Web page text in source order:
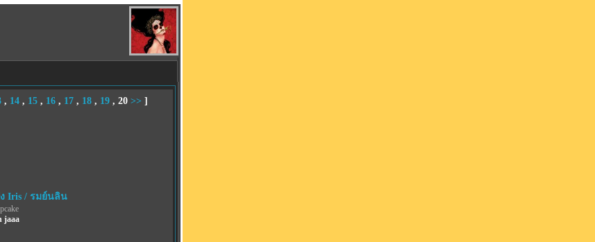
, 14, 15, 16, 17, 18, 19, 20 >> ]
Iris / รมย์นลิน
jaaa